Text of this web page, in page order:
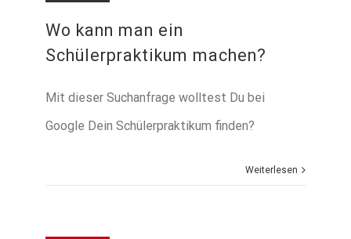
Wo kann man ein
Schülerpraktikum machen?
Mit dieser Suchanfrage wolltest Du bei
Google Dein Schülerpraktikum finden?
Weiterlesen